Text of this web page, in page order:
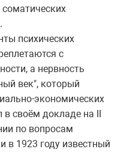
психических
с
а нервность
век", который
экономических
своём докладе на II
по вопросам
в 1923 году известный